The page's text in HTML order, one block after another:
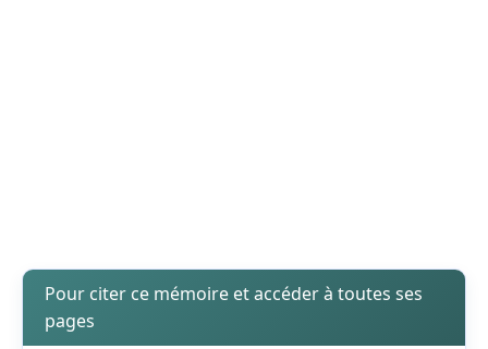
Pour citer ce mémoire et accéder à toutes ses
pages